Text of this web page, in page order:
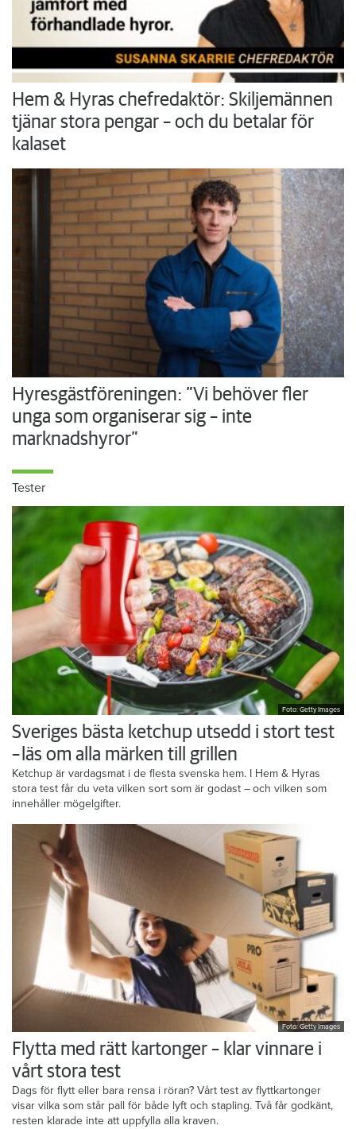
Hem & Hyras chefredaktör: Skiljemännen
tjänar stora pengar – och du betalar för
kalaset
Hyresgästföreningen: ”Vi behöver fler
unga som organiserar sig – inte
marknadshyror”
Tester
Foto: Getty Images
Sveriges bästa ketchup utsedd i stort test
– läs om alla märken till grillen
Ketchup är vardagsmat i de flesta svenska hem. I Hem & Hyras
stora test får du veta vilken sort som är godast – och vilken som
innehåller mögelgifter.
Foto: Getty Images
Flytta med rätt kartonger – klar vinnare i
vårt stora test
Dags för flytt eller bara rensa i röran? Vårt test av flyttkartonger
visar vilka som står pall för både lyft och stapling. Två får godkänt,
resten klarade inte att uppfylla alla kraven.